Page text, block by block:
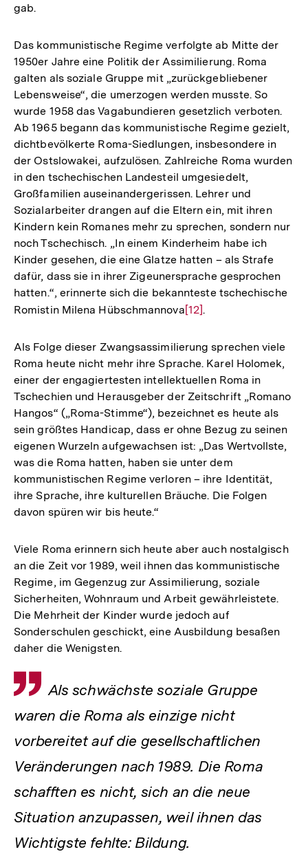
gab.
Das kommunistische Regime verfolgte ab Mitte der
1950er Jahre eine Politik der Assimilierung. Roma
galten als soziale Gruppe mit „zurückgebliebener
Lebensweise“, die umerzogen werden musste. So
wurde 1958 das Vagabundieren gesetzlich verboten.
Ab 1965 begann das kommunistische Regime gezielt,
dichtbevölkerte Roma-Siedlungen, insbesondere in
der Ostslowakei, aufzulösen. Zahlreiche Roma wurden
in den tschechischen Landesteil umgesiedelt,
Großfamilien auseinandergerissen. Lehrer und
Sozialarbeiter drangen auf die Eltern ein, mit ihren
Kindern kein Romanes mehr zu sprechen, sondern nur
noch Tschechisch. „In einem Kinderheim habe ich
Kinder gesehen, die eine Glatze hatten – als Strafe
dafür, dass sie in ihrer Zigeunersprache gesprochen
hatten.“, erinnerte sich die bekannteste tschechische
Romistin Milena Hübschmannova Zur
der
Fußnote
[12].
Als Folge dieser Zwangsassimilierung sprechen viele
Roma heute nicht mehr ihre Sprache. Karel Holomek,
einer der engagiertesten intellektuellen Roma in
Tschechien und Herausgeber der Zeitschrift „Romano
Hangos“ („Roma-Stimme“), bezeichnet es heute als
sein größtes Handicap, dass er ohne Bezug zu seinen
eigenen Wurzeln aufgewachsen ist: „Das Wertvollste,
was die Roma hatten, haben sie unter dem
kommunistischen Regime verloren – ihre Identität,
ihre Sprache, ihre kulturellen Bräuche. Die Folgen
davon spüren wir bis heute.“
Viele Roma erinnern sich heute aber auch nostalgisch
an die Zeit vor 1989, weil ihnen das kommunistische
Regime, im Gegenzug zur Assimilierung, soziale
Sicherheiten, Wohnraum und Arbeit gewährleistete.
Die Mehrheit der Kinder wurde jedoch auf
Sonderschulen geschickt, eine Ausbildung besaßen
daher die Wenigsten.
Zitat
Als schwächste soziale Gruppe
waren die Roma als einzige nicht
vorbereitet auf die gesellschaftlichen
Veränderungen nach 1989. Die Roma
schafften es nicht, sich an die neue
Situation anzupassen, weil ihnen das
Wichtigste fehlte: Bildung.